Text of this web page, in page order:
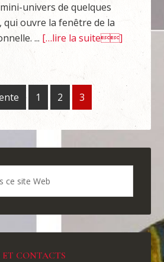
univers de quelques
qui ouvre la fenêtre de la
... […lire la suite]
1 2 3
CONTACTS